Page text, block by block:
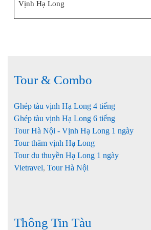
Vịnh Hạ Long
Tour & Combo
Ghép tàu vịnh Hạ Long 4 tiếng
Ghép tàu vịnh Hạ Long 6 tiếng
Tour Hà Nội - Vịnh Hạ Long 1 ngày
Tour thăm vịnh Hạ Long
Tour du thuyền Hạ Long 1 ngày
Vietravel, Tour Hà Nội
Thông Tin Tàu